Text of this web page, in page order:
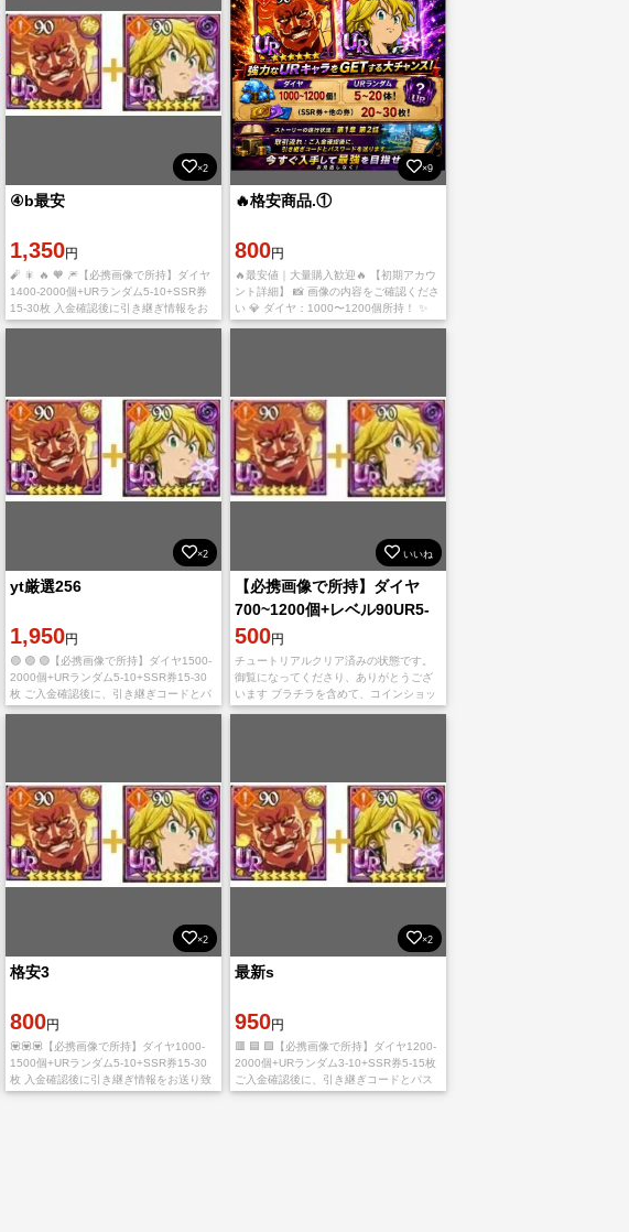
×2
④b最安
1,350円
🧨 🎇 🔥 🧡 🎆【必携画像で所持】ダイヤ
1400-2000個+URランダム5-10+SSR券
15-30枚 入金確認後に引き継ぎ情報をお
送り致します。 ご利用、心よりお待ちし
×9
🔥格安商品.①
800円
🔥最安値｜大量購入歓迎🔥 【初期アカウ
ント詳細】 📸 画像の内容をご確認くださ
い 💎 ダイヤ：1000〜1200個所持！ ✨
URキャラクター：ランダム5〜20体！ 🎫
×2
yt厳選256
1,950円
🟣 🟣 🟣【必携画像で所持】ダイヤ1500-
2000個+URランダム5-10+SSR券15-30
枚 ご入金確認後に、引き継ぎコードとパ
スワード を発送致します ご利用、心より
いいね
【必携画像で所持】ダイヤ
700~1200個+レベル90UR5-
15体+SSR券15-30枚
500円
チュートリアルクリア済みの状態です。
御覧になってくださり、ありがとうござ
います ブラチラを含めて、コインショッ
プで交換できるキャラもいます。 初期
×2
格安3
800円
💟💟💟【必携画像で所持】ダイヤ1000-
1500個+URランダム5-10+SSR券15-30
枚 入金確認後に引き継ぎ情報をお送り致
します。 ご利用、心よりお待ちしており
×2
最新s
950円
🟥 🟦 🟪【必携画像で所持】ダイヤ1200-
2000個+URランダム3-10+SSR券5-15枚
ご入金確認後に、引き継ぎコードとパス
ワード を発送致します ご利用、心よりお